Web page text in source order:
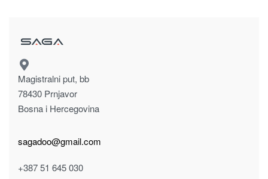
Magistralni put, bb
78430 Prnjavor
Bosna i Hercegovina
sagadoo@gmail.com
+387 51 645 030